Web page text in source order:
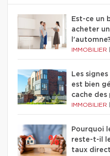
Est-ce un
acheter
IMMOBILIER
Les
est bien
cache des
IMMOBILIER
Pourquoi
reste-t-il
taux